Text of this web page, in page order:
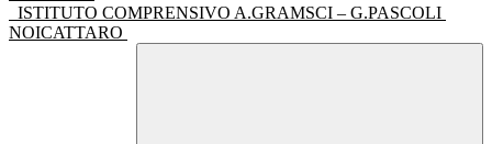
ISTITUTO COMPRENSIVO A.GRAMSCI – G.PASCOLI
NOICATTARO